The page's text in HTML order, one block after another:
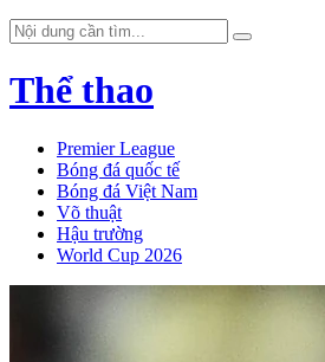
Thể thao
Premier League
Bóng đá quốc tế
Bóng đá Việt Nam
Võ thuật
Hậu trường
World Cup 2026